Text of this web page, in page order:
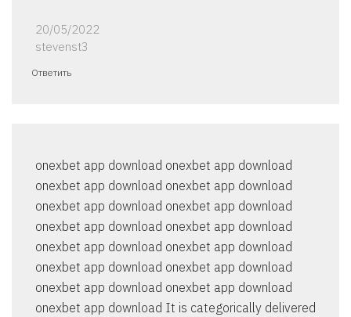
20/05/2022
stevenst3
Ответить
onexbet app download onexbet app download
onexbet app download onexbet app download
onexbet app download onexbet app download
onexbet app download onexbet app download
onexbet app download onexbet app download
onexbet app download onexbet app download
onexbet app download onexbet app download
onexbet app download It is categorically delivered